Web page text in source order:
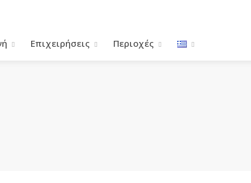
Επιχειρήσεις Περιοχές